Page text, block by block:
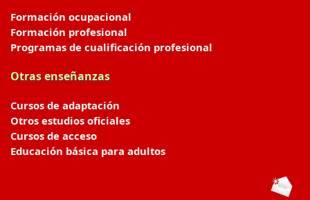
Formación ocupacional
Formación profesional
Programas de cualificación profesional
Otras enseñanzas
Cursos de adaptación
Otros estudios oficiales
Cursos de acceso
Educación básica para adultos